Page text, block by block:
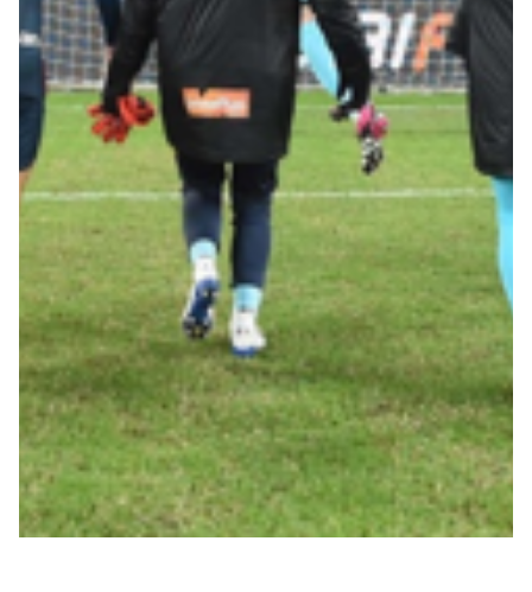
Robe di Kappa x Genoa
Vintage Collection
Red&Blue Voices
Kids
Accessori
Party
Outlet
Caffè Boasi x Genoa